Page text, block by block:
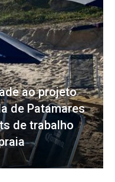
ao projeto
de Patamares
de trabalho